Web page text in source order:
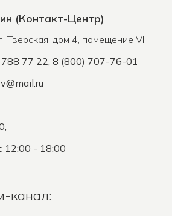
(Контакт-Центр)
Тверская, дом 4, помещение VII
77 22, 8 (800) 707-76-01
12:00 - 18:00
канал: